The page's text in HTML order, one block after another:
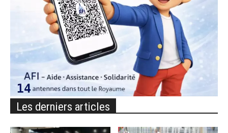
Les derniers articles